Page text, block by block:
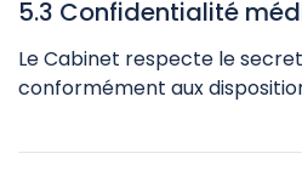
5.3 Confidentialité
Le Cabinet respecte le
conformément aux